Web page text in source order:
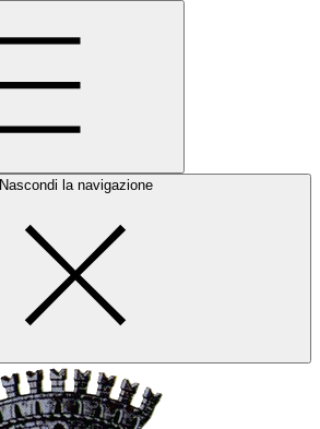
Nascondi la navigazione